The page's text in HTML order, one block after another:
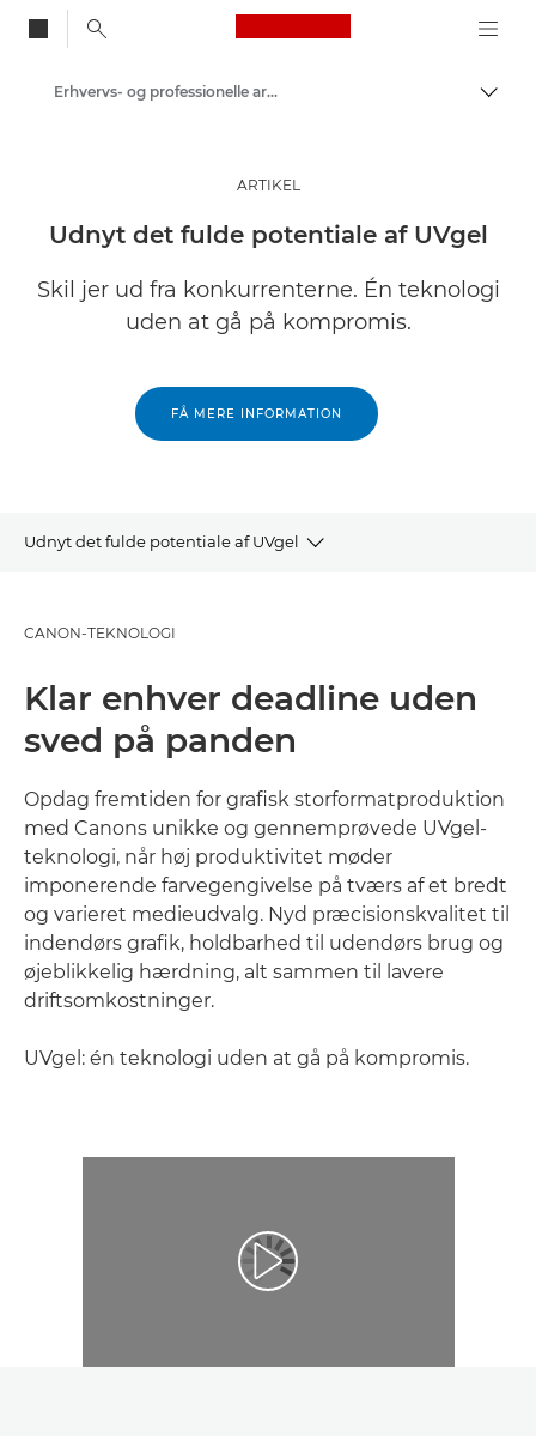
Canon Logo, back
Skift
Insights
Erhvervs- og professionelle artikler
ARTIKEL
Udnyt det fulde potentiale af UVgel
Skil jer ud fra konkurrenterne. Én teknologi
uden at gå på kompromis.
FÅ MERE INFORMATION
Udnyt det fulde potentiale af UVgel
SE MERE
CANON-TEKNOLOGI
Klar enhver deadline uden
sved på panden
Opdag fremtiden for grafisk storformatproduktion
med Canons unikke og gennemprøvede UVgel-
teknologi, når høj produktivitet møder
imponerende farvegengivelse på tværs af et bredt
og varieret medieudvalg. Nyd præcisionskvalitet til
indendørs grafik, holdbarhed til udendørs brug og
øjeblikkelig hærdning, alt sammen til lavere
driftsomkostninger.
UVgel: én teknologi uden at gå på kompromis.